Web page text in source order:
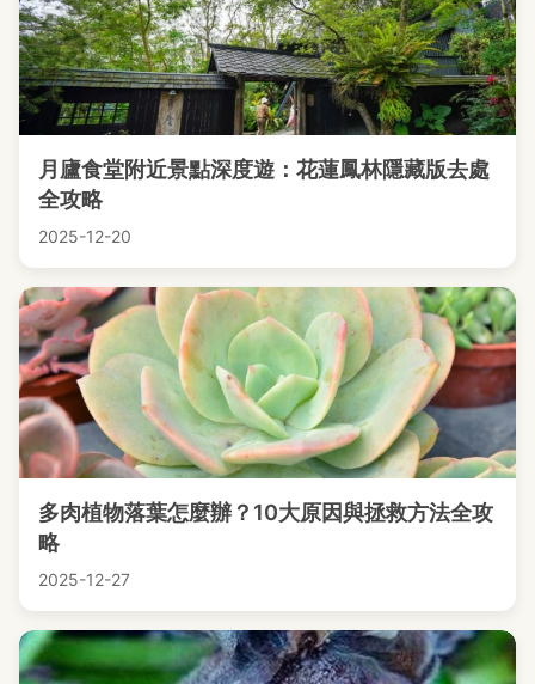
月廬食堂附近景點深度遊：花蓮鳳林隱藏版去處
全攻略
2025-12-20
多肉植物落葉怎麼辦？10大原因與拯救方法全攻
略
2025-12-27